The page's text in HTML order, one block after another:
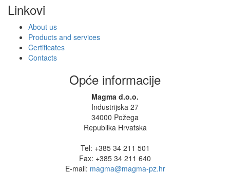
Linkovi
About us
Products and services
Certificates
Contacts
Opće informacije
Magma d.o.o.
Industrijska 27
34000 Požega
Republika Hrvatska
Tel: +385 34 211 501
Fax: +385 34 211 640
E-mail: magma@magma-pz.hr